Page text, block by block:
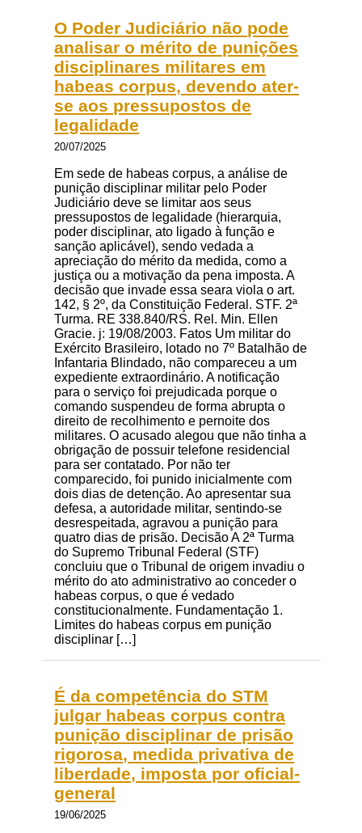
O Poder Judiciário não pode
analisar o mérito de punições
disciplinares militares em
habeas corpus, devendo ater-
se aos pressupostos de
legalidade
20/07/2025
Em sede de habeas corpus, a análise de
punição disciplinar militar pelo Poder
Judiciário deve se limitar aos seus
pressupostos de legalidade (hierarquia,
poder disciplinar, ato ligado à função e
sanção aplicável), sendo vedada a
apreciação do mérito da medida, como a
justiça ou a motivação da pena imposta. A
decisão que invade essa seara viola o art.
142, § 2º, da Constituição Federal. STF. 2ª
Turma. RE 338.840/RS. Rel. Min. Ellen
Gracie. j: 19/08/2003. Fatos Um militar do
Exército Brasileiro, lotado no 7º Batalhão de
Infantaria Blindado, não compareceu a um
expediente extraordinário. A notificação
para o serviço foi prejudicada porque o
comando suspendeu de forma abrupta o
direito de recolhimento e pernoite dos
militares. O acusado alegou que não tinha a
obrigação de possuir telefone residencial
para ser contatado. Por não ter
comparecido, foi punido inicialmente com
dois dias de detenção. Ao apresentar sua
defesa, a autoridade militar, sentindo-se
desrespeitada, agravou a punição para
quatro dias de prisão. Decisão A 2ª Turma
do Supremo Tribunal Federal (STF)
concluiu que o Tribunal de origem invadiu o
mérito do ato administrativo ao conceder o
habeas corpus, o que é vedado
constitucionalmente. Fundamentação 1.
Limites do habeas corpus em punição
disciplinar […]
É da competência do STM
julgar habeas corpus contra
punição disciplinar de prisão
rigorosa, medida privativa de
liberdade, imposta por oficial-
general
19/06/2025